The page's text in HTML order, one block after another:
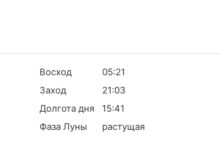
Восход
05:21
Заход
21:03
Долгота дня
15:41
Фаза Луны
растущая